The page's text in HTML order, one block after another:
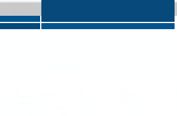
fonte